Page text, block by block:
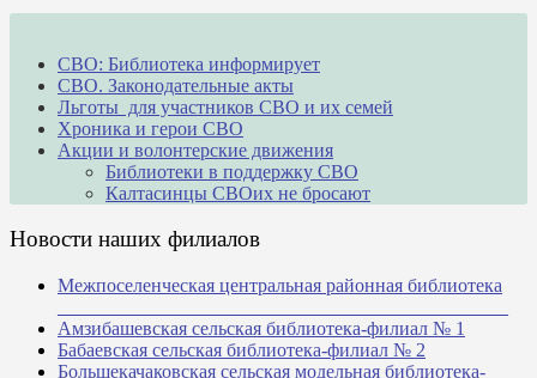
СВО: Библиотека информирует
СВО. Законодательные акты
Льготы для участников СВО и их семей
Хроника и герои СВО
Акции и волонтерские движения
Библиотеки в поддержку СВО
Калтасинцы СВОих не бросают
Новости наших филиалов
Межпоселенческая центральная районная библиотека
Амзибашевская сельская библиотека-филиал № 1
Бабаевская сельская библиотека-филиал № 2
Большекачаковская сельская модельная библиотека-